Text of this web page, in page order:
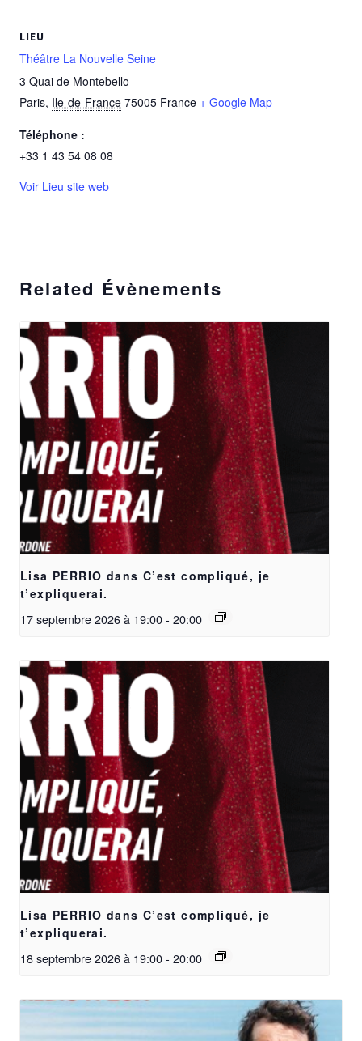
LIEU
Théâtre La Nouvelle Seine
3 Quai de Montebello
Paris, Ile-de-France 75005 France + Google Map
Téléphone :
+33 1 43 54 08 08
Voir Lieu site web
Related Évènements
Lisa PERRIO dans C’est compliqué, je
t’expliquerai.
17 septembre 2026 à 19:00- 20:00
Lisa PERRIO dans C’est compliqué, je
t’expliquerai.
18 septembre 2026 à 19:00- 20:00